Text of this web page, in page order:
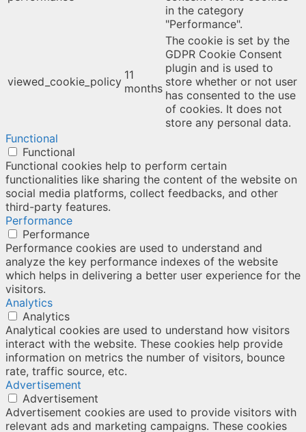
in the category
"Performance".
viewed_cookie_policy 11
months
The cookie is set by the
GDPR Cookie Consent
plugin and is used to
store whether or not user
has consented to the use
of cookies. It does not
store any personal data.
Functional
Functional
Functional cookies help to perform certain
functionalities like sharing the content of the website on
social media platforms, collect feedbacks, and other
third-party features.
Performance
Performance
Performance cookies are used to understand and
analyze the key performance indexes of the website
which helps in delivering a better user experience for the
visitors.
Analytics
Analytics
Analytical cookies are used to understand how visitors
interact with the website. These cookies help provide
information on metrics the number of visitors, bounce
rate, traffic source, etc.
Advertisement
Advertisement
Advertisement cookies are used to provide visitors with
relevant ads and marketing campaigns. These cookies